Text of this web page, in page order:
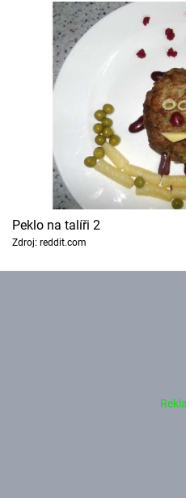
Cool Esport
Pořady
TV Program
Sledujte prima+
Přihlášení
Sledujte nás
Peklo na talíři 2
Zdroj: reddit.com